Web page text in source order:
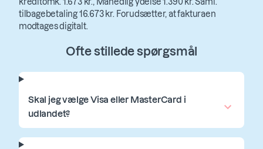
tilbagebetaling 16.673 kr. Forudsætter, at fakturaen
modtages digitalt.
Ofte stillede spørgsmål
Skal jeg vælge Visa eller MasterCard i
udlandet?